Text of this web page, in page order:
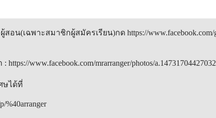
น(เฉพาะสมาชิกผู้สมัครเรียน)กด https://www.facebook.com/
https://www.facebook.com/mrarranger/photos/
ษได้ที่
%40arranger